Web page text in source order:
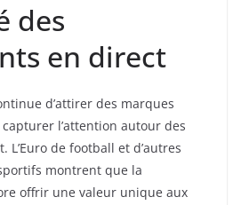
des
en direct
d’attirer des marques
l’attention autour des
L’Euro de football et d’autres
montrent que la
offrir une valeur unique aux